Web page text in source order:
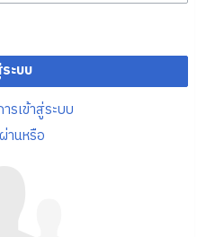
ะบบ
รเข้าสู่ระบบ
านหรือ